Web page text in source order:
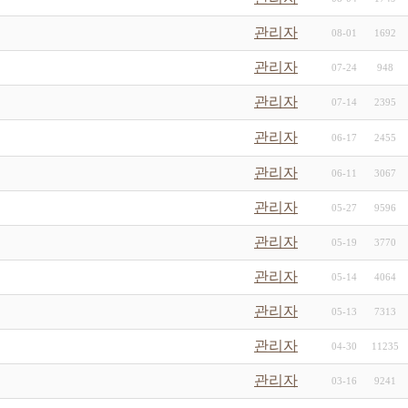
관리자 08-01 1692
관리자 07-24 948
관리자 07-14 2395
관리자 06-17 2455
관리자 06-11 3067
관리자 05-27 9596
관리자 05-19 3770
관리자 05-14 4064
관리자 05-13 7313
관리자 04-30 11235
관리자 03-16 9241